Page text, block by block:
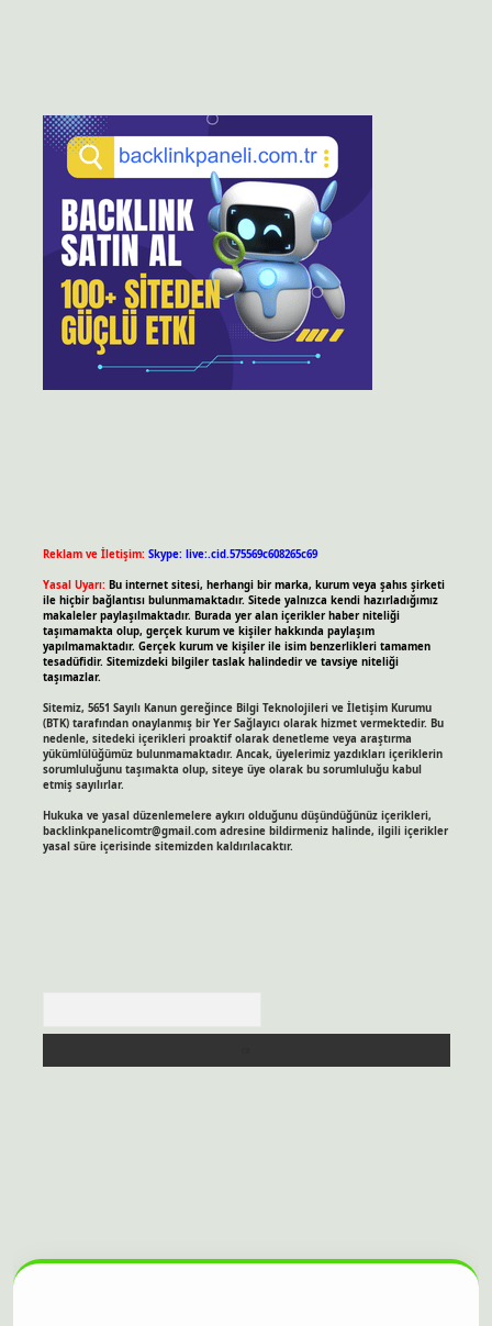
Reklam ve İletişim: Skype: live:.cid.575569c608265c69
Yasal Uyarı: Bu internet sitesi, herhangi bir marka, kurum veya şahıs şirketi
ile hiçbir bağlantısı bulunmamaktadır. Sitede yalnızca kendi hazırladığımız
makaleler paylaşılmaktadır. Burada yer alan içerikler haber niteliği
taşımamakta olup, gerçek kurum ve kişiler hakkında paylaşım
yapılmamaktadır. Gerçek kurum ve kişiler ile isim benzerlikleri tamamen
tesadüfidir. Sitemizdeki bilgiler taslak halindedir ve tavsiye niteliği
taşımazlar.
Sitemiz, 5651 Sayılı Kanun gereğince Bilgi Teknolojileri ve İletişim Kurumu
(BTK) tarafından onaylanmış bir Yer Sağlayıcı olarak hizmet vermektedir. Bu
nedenle, sitedeki içerikleri proaktif olarak denetleme veya araştırma
yükümlülüğümüz bulunmamaktadır. Ancak, üyelerimiz yazdıkları içeriklerin
sorumluluğunu taşımakta olup, siteye üye olarak bu sorumluluğu kabul
etmiş sayılırlar.
Hukuka ve yasal düzenlemelere aykırı olduğunu düşündüğünüz içerikleri,
backlinkpanelicomtr@gmail.comadresine bildirmeniz halinde, ilgili içerikler
yasal süre içerisinde sitemizden kaldırılacaktır.